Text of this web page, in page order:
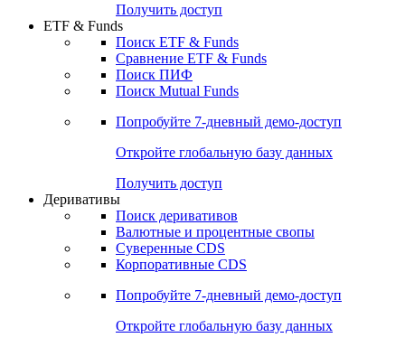
Получить доступ
ETF & Funds
Поиск ETF & Funds
Сравнение ETF & Funds
Поиск ПИФ
Поиск Mutual Funds
Попробуйте 7-дневный демо-доступ
Откройте глобальную базу данных
Получить доступ
Деривативы
Поиск деривативов
Валютные и процентные свопы
Суверенные CDS
Корпоративные CDS
Попробуйте 7-дневный демо-доступ
Откройте глобальную базу данных